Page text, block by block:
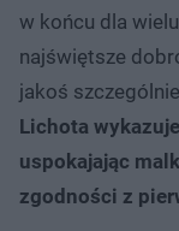
w końcu dla
najświętsze
jakoś
Lichota
uspokajając
zgodności z